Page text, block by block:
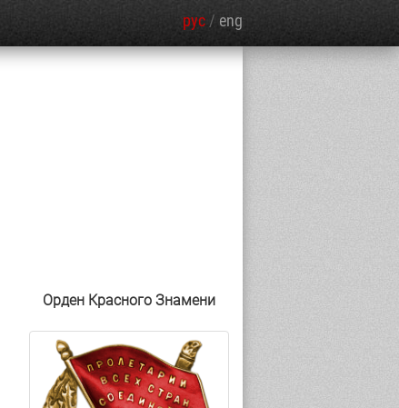
рус / eng
Орден Красного Знамени